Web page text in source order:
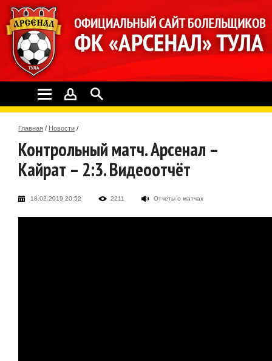
Главная / Новости /
Контрольный матч. Арсенал –
Кайрат – 2:3. Видеоотчёт
18.02.2019 20:52 2211 Отчеты о матчах